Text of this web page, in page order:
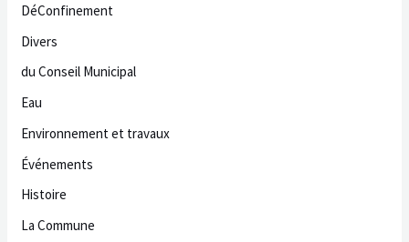
DéConfinement
Divers
du Conseil Municipal
Eau
Environnement et travaux
Événements
Histoire
La Commune